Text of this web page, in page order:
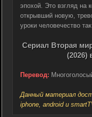
эпохой. Это взгляд на
открывший новую,
уроки человечество
Сериал Вторая
(2026)
Перевод:
Данный материал
iphone, android и